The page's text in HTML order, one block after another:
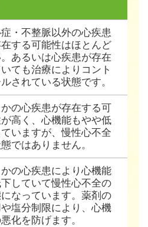
・不整脈以外の心疾患
する可能性はほとんど
あるいは心疾患が存在
いても治療によりコント
されている状態です。
の心疾患が存在する可
高く、心機能もやや低
いますが、慢性心不全
ではありません。
の心疾患により心機能
していて慢性心不全の
なっています。薬剤の
塩分制限により、心機
化を防げます。